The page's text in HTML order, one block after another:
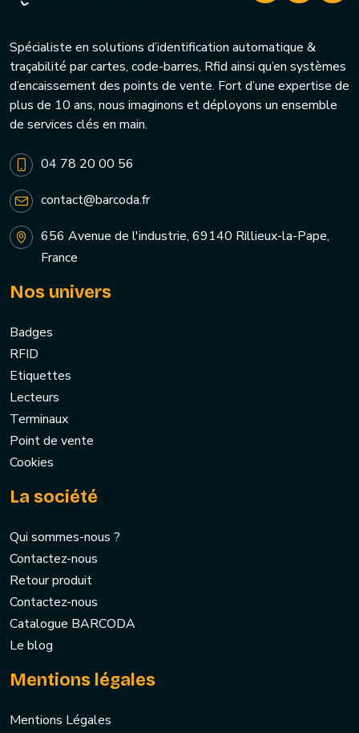
Spécialiste en solutions d’identification automatique &
traçabilité par cartes, code-barres, Rfid ainsi qu’en systèmes
d’encaissement des points de vente. Fort d’une expertise de
plus de 10 ans, nous imaginons et déployons un ensemble
de services clés en main.
04 78 20 00 56
contact@barcoda.fr
656 Avenue de l'industrie, 69140 Rillieux-la-Pape,
France
Nos univers
Badges
RFID
Etiquettes
Lecteurs
Terminaux
Point de vente
Cookies
La société
Qui sommes-nous ?
Contactez-nous
Retour produit
Contactez-nous
Catalogue BARCODA
Le blog
Mentions légales
Mentions Légales